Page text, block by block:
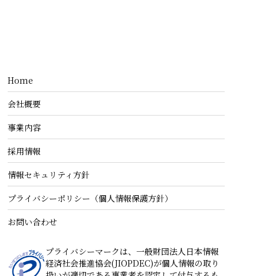
Home
会社概要
事業内容
採用情報
情報セキュリティ方針
プライバシーポリシー（個人情報保護方針）
お問い合わせ
プライバシーマークは、一般財団法人日本情報
経済社会推進協会(JIOPDEC)が個人情報の取り